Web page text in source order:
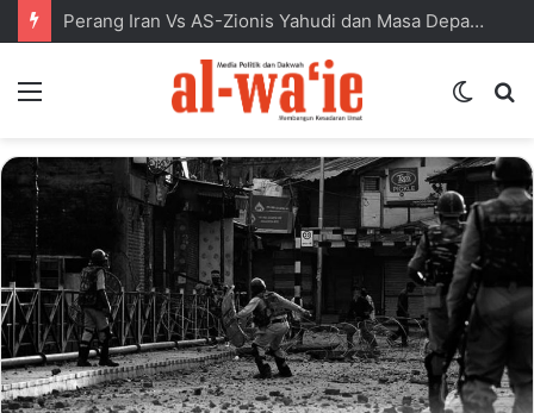
Perang Iran Vs AS-Zionis Yahudi dan Masa Depan Dunia Islam
Switch